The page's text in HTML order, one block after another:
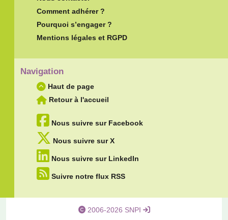
Comment adhérer ?
Pourquoi s’engager ?
Mentions légales et RGPD
Navigation
Haut de page
Retour à l'accueil
Nous suivre sur Facebook
Nous suivre sur X
Nous suivre sur LinkedIn
Suivre notre flux RSS
2006-2026 SNPI